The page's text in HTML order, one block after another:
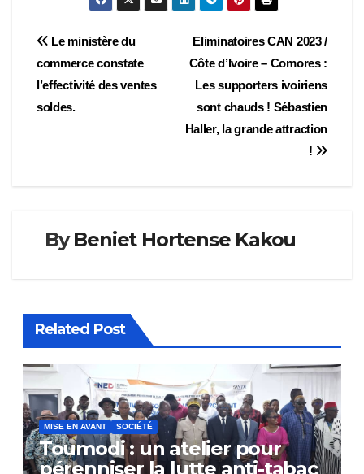
Navigation
de
l’article
Eliminatoires CAN 2023 /
Côte d’Ivoire – Comores :
Les supporters ivoiriens
sont chauds ! Sébastien
Haller, la grande attraction
!
Le ministère du
commerce constate
l’effectivité des ventes
soldes.
ByBeniet Hortense Kakou
Related Post
MISE EN AVANT SOCIÉTÉ
Toumodi : un atelier pour
pérenniser la lutte anti-tabac